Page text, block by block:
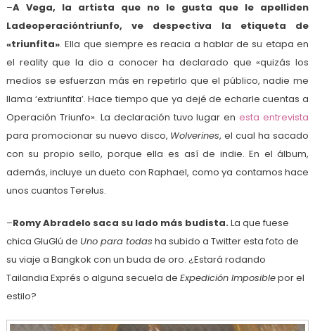
–A Vega, la artista que no le gusta que le apelliden
Ladeoperacióntriunfo, ve despectiva la etiqueta de
«triunfita». Ella que siempre es reacia a hablar de su etapa en
el reality que la dio a conocer ha declarado que «quizás los
medios se esfuerzan más en repetirlo que el público, nadie me
llama ‘extriunfita’. Hace tiempo que ya dejé de echarle cuentas a
Operación Triunfo». La declaración tuvo lugar enesta entrevista
para promocionar su nuevo disco, Wolverines, el cual ha sacado
con su propio sello, porque ella es así de indie. En el álbum,
además, incluye un dueto con Raphael, como ya contamos hace
unos cuantos Terelus.
–Romy Abradelo saca su lado más budista.La que fuese
chica GluGlú de Uno para todas ha subido a Twitter esta foto de
su viaje a Bangkok con un buda de oro. ¿Estará rodando
Tailandia Exprés o alguna secuela de Expedición Imposiblepor el
estilo?